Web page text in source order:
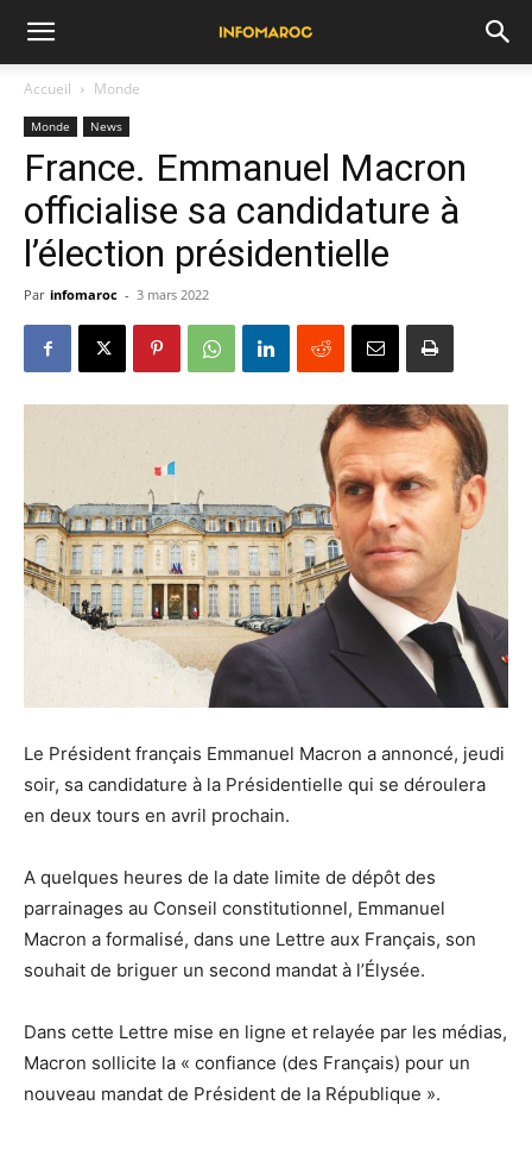
Accueil Monde
Monde News
France. Emmanuel Macron
officialise sa candidature à
l’élection présidentielle
Par infomaroc - 3 mars 2022
Le Président français Emmanuel Macron a annoncé, jeudi
soir, sa candidature à la Présidentielle qui se déroulera
en deux tours en avril prochain.
A quelques heures de la date limite de dépôt des
parrainages au Conseil constitutionnel, Emmanuel
Macron a formalisé, dans une Lettre aux Français, son
souhait de briguer un second mandat à l’Élysée.
Dans cette Lettre mise en ligne et relayée par les médias,
Macron sollicite la « confiance (des Français) pour un
nouveau mandat de Président de la République ».